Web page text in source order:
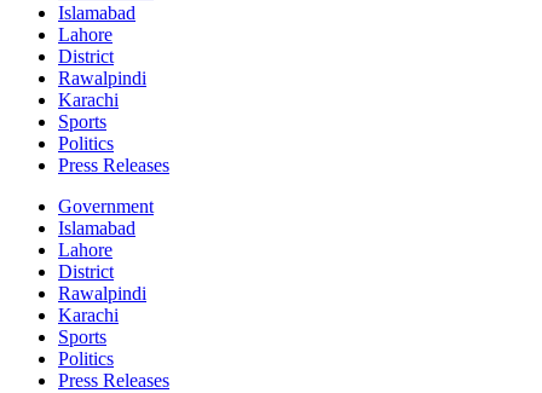
Islamabad
Lahore
District
Rawalpindi
Karachi
Sports
Politics
Press Releases
Government
Islamabad
Lahore
District
Rawalpindi
Karachi
Sports
Politics
Press Releases